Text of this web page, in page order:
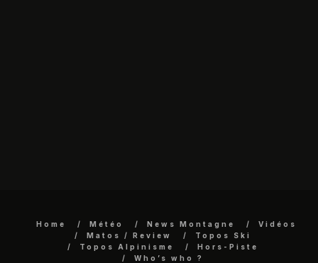
Home Météo News Montagne
Vidéos
Matos / Review
Topos Ski
Topos Alpinisme
Hors-Piste
Who’s who ?